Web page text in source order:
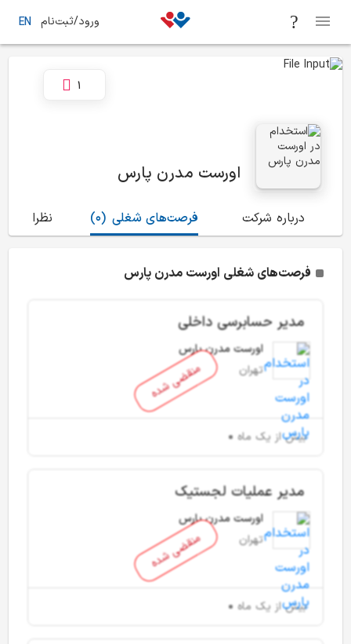
ورود/ثبت‌نام EN
اورست مدرن پارس
1
درباره شرکت (0) فرصت‌های شغلی نظرات
فرصت‌های شغلی اورست مدرن پارس
منقضی شده
مدیر حسابرسی داخلی
اورست مدرن پارس
تهران
بیش از یک ماه
منقضی شده
مدیر عملیات لجستیک
اورست مدرن پارس
تهران
بیش از یک ماه